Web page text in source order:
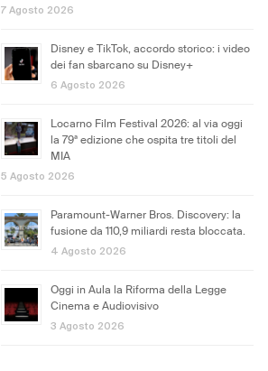
7 Agosto 2026
Disney e TikTok, accordo storico: i video
dei fan sbarcano su Disney+
6 Agosto 2026
Locarno Film Festival 2026: al via oggi
la 79ª edizione che ospita tre titoli del
MIA
5 Agosto 2026
Paramount-Warner Bros. Discovery: la
fusione da 110,9 miliardi resta bloccata.
4 Agosto 2026
Oggi in Aula la Riforma della Legge
Cinema e Audiovisivo
3 Agosto 2026